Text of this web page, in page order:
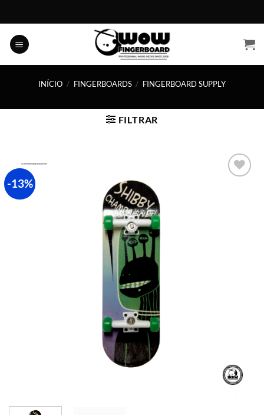
to
content
INÍCIO / FINGERBOARDS / FINGERBOARD SUPPLY
FILTRAR
-13%